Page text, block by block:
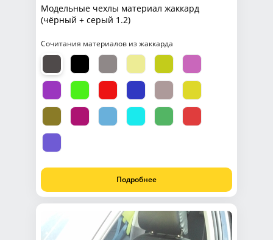
Модельные чехлы материал жаккард
(чёрный + серый 1.2)
Сочитания материалов из жаккарда
Подробнее